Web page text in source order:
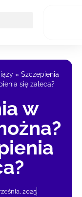
» Szczepienia
się zaleca?
w
2025